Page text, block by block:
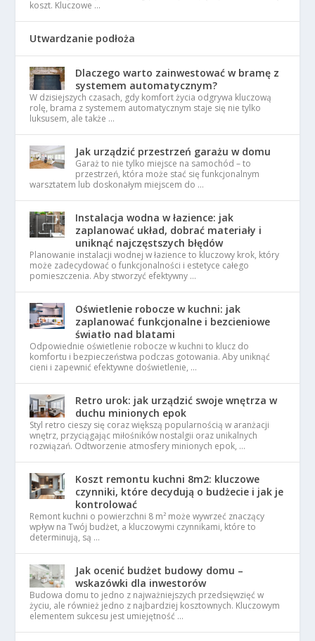
koszt. Kluczowe …
Utwardzanie podłoża
Dlaczego warto zainwestować w bramę z
systemem automatycznym?
W dzisiejszych czasach, gdy komfort życia odgrywa kluczową
rolę, brama z systemem automatycznym staje się nie tylko
luksusem, ale także …
Jak urządzić przestrzeń garażu w domu
Garaż to nie tylko miejsce na samochód – to
przestrzeń, która może stać się funkcjonalnym
warsztatem lub doskonałym miejscem do …
Instalacja wodna w łazience: jak
zaplanować układ, dobrać materiały i
uniknąć najczęstszych błędów
Planowanie instalacji wodnej w łazience to kluczowy krok, który
może zadecydować o funkcjonalności i estetyce całego
pomieszczenia. Aby stworzyć efektywny …
Oświetlenie robocze w kuchni: jak
zaplanować funkcjonalne i bezcieniowe
światło nad blatami
Odpowiednie oświetlenie robocze w kuchni to klucz do
komfortu i bezpieczeństwa podczas gotowania. Aby uniknąć
cieni i zapewnić efektywne doświetlenie, …
Retro urok: jak urządzić swoje wnętrza w
duchu minionych epok
Styl retro cieszy się coraz większą popularnością w aranżacji
wnętrz, przyciągając miłośników nostalgii oraz unikalnych
rozwiązań. Odtworzenie atmosfery minionych epok, …
Koszt remontu kuchni 8m2: kluczowe
czynniki, które decydują o budżecie i jak je
kontrolować
Remont kuchni o powierzchni 8 m² może wywrzeć znaczący
wpływ na Twój budżet, a kluczowymi czynnikami, które to
determinują, są …
Jak ocenić budżet budowy domu –
wskazówki dla inwestorów
Budowa domu to jedno z najważniejszych przedsięwzięć w
życiu, ale również jedno z najbardziej kosztownych. Kluczowym
elementem sukcesu jest umiejętność …